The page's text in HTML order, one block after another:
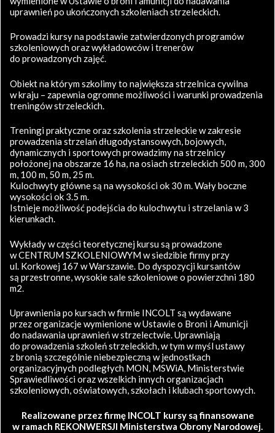
uprawnień po ukończonych szkoleniach strzeleckich.
Prowadzi kursy na podstawie zatwierdzonych programów
szkoleniowych oraz wykładowców i trenerów
do prowadzonych zajęć.
Obiekt na którym szkolimy to największa strzelnica cywilna
w kraju – zapewnia ogromne możliwości i warunki prowadzenia
treningów strzeleckich.
Treningi praktyczne oraz szkolenia strzeleckie w zakresie
prowadzenia strzelań długodystansowych, bojowych,
dynamicznych i sportowych prowadzimy na strzelnicy
położonej na obszarze 16 ha, na osiach strzeleckich 500 m, 300
m, 100 m, 50 m, 25 m.
Kulochwyty główne są na wysokości ok 30 m. Wały boczne
wysokości ok 3.5 m.
Istnieje możliwość podejścia do kulochwytu i strzelania w 3
kierunkach.
Wykłady w części teoretycznej kursu są prowadzone
w CENTRUM SZKOLENIOWYM w siedzibie firmy przy
ul. Korkowej 167 w Warszawie. Do dyspozycji kursantów
są przestronne, wysokie sale szkoleniowe o powierzchni 180
m2.
Uprawnienia po kursach w firmie INCOLT są wydawane
przez organizacje wymienione w Ustawie o Broni i Amunicji
do nadawania uprawnień w strzelectwie. Uprawniają
do prowadzenia szkoleń strzeleckich, w tym w myśl ustawy
z bronią szczególnie niebezpieczną w jednostkach
organizacyjnych podległych MON, MSWiA, Ministerstwie
Sprawiedliwości oraz wszelkich innych organizacjach
szkoleniowych, oświatowych, szkołach i klubach sportowych.
Realizowane przez firmę INCOLT kursy są finansowane
w ramach REKONWERSJI Ministerstwa Obrony Narodowej.